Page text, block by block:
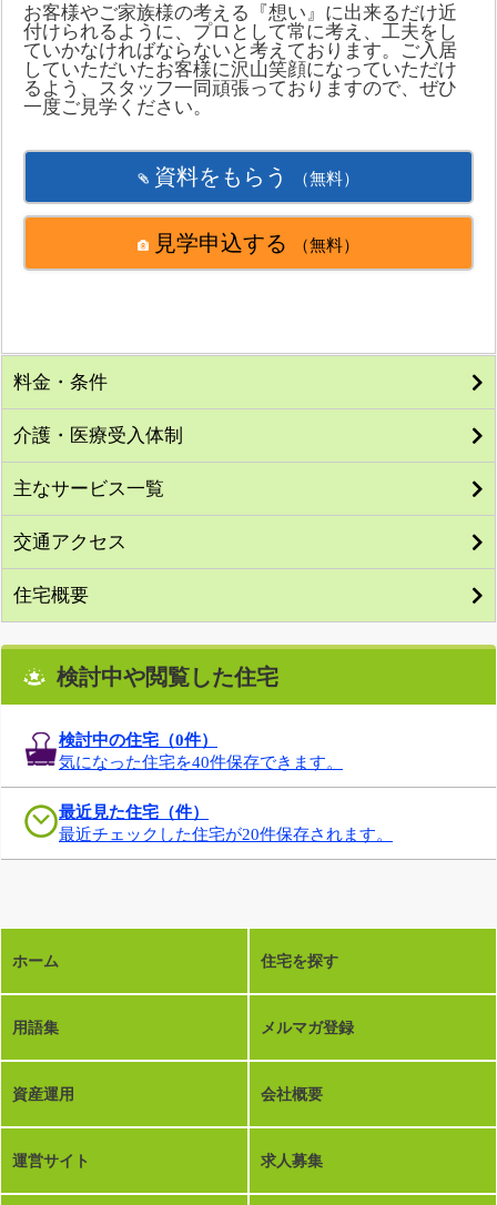
お客様やご家族様の考える『想い』に出来るだけ近
付けられるように、プロとして常に考え、工夫をし
ていかなければならないと考えております。ご入居
していただいたお客様に沢山笑顔になっていただけ
るよう、スタッフ一同頑張っておりますので、ぜひ
一度ご見学ください。
資料をもらう （無料）
見学申込する （無料）
料金・条件
介護・医療受入体制
主なサービス一覧
交通アクセス
住宅概要
検討中や閲覧した住宅
検討中の住宅（0件）
気になった住宅を40件保存できます。
最近見た住宅（件）
最近チェックした住宅が20件保存されます。
ホーム 住宅を探す
用語集 メルマガ登録
資産運用 会社概要
運営サイト 求人募集